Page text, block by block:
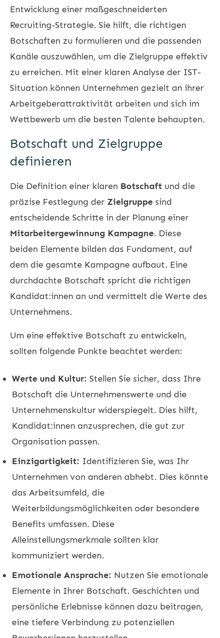
Entwicklung einer maßgeschneiderten
Recruiting-Strategie. Sie hilft, die richtigen
Botschaften zu formulieren und die passenden
Kanäle auszuwählen, um die Zielgruppe effektiv
zu erreichen. Mit einer klaren Analyse der IST-
Situation können Unternehmen gezielt an ihrer
Arbeitgeberattraktivität arbeiten und sich im
Wettbewerb um die besten Talente behaupten.
Botschaft und Zielgruppe
definieren
Die Definition einer klaren Botschaft und die
präzise Festlegung der Zielgruppe sind
entscheidende Schritte in der Planung einer
Mitarbeitergewinnung Kampagne. Diese
beiden Elemente bilden das Fundament, auf
dem die gesamte Kampagne aufbaut. Eine
durchdachte Botschaft spricht die richtigen
Kandidat:innen an und vermittelt die Werte des
Unternehmens.
Um eine effektive Botschaft zu entwickeln,
sollten folgende Punkte beachtet werden:
Werte und Kultur: Stellen Sie sicher, dass Ihre
Botschaft die Unternehmenswerte und die
Unternehmenskultur widerspiegelt. Dies hilft,
Kandidat:innen anzusprechen, die gut zur
Organisation passen.
Einzigartigkeit: Identifizieren Sie, was Ihr
Unternehmen von anderen abhebt. Dies könnte
das Arbeitsumfeld, die
Weiterbildungsmöglichkeiten oder besondere
Benefits umfassen. Diese
Alleinstellungsmerkmale sollten klar
kommuniziert werden.
Emotionale Ansprache: Nutzen Sie emotionale
Elemente in Ihrer Botschaft. Geschichten und
persönliche Erlebnisse können dazu beitragen,
eine tiefere Verbindung zu potenziellen